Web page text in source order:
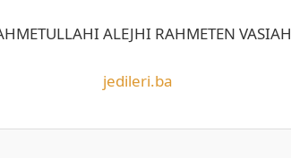
ALEJHI RAHMETEN VASIAH
jedileri.ba